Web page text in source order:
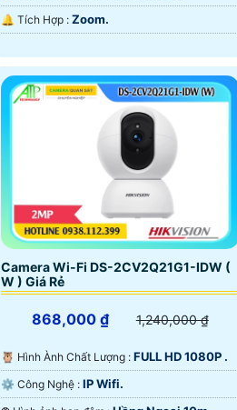
️🔔 Tích Hợp : Zoom.
Camera Wi-Fi DS-2CV2Q21G1-IDW (
W ) Giá Rẻ
868,000 ₫ 1,240,000 ₫
🦉 Hình Ành Chất Lượng : FULL HD 1080P .
⚙ Công Nghệ : IP Wifi.